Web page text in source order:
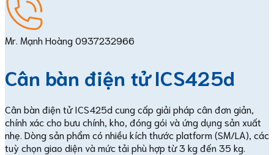
Mr. Mạnh Hoàng0937232966
Cân bàn điện tử ICS425d
Cân bàn điện tử ICS425d cung cấp giải pháp cân đơn giản,
chính xác cho bưu chính, kho, đóng gói và ứng dụng sản xuất
nhẹ. Dòng sản phẩm có nhiều kích thước platform (SM/LA), các
tuỳ chọn giao diện và mức tải phù hợp từ 3 kg đến 35 kg.